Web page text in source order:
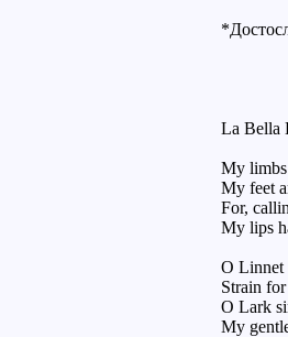
La Bella
My limbs
My feet
For,
My lips
O Linnet
Strain
O Lark
My